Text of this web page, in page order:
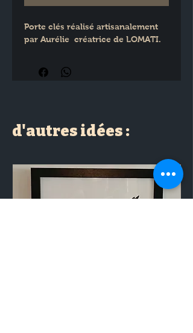
Porte clés réalisé artisanalement
par Aurélie  créatrice de LOMATI.
d'autres idées :